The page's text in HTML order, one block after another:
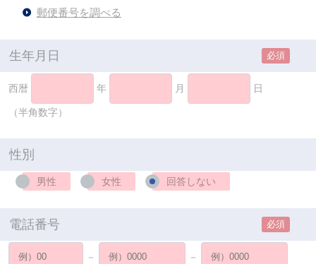
郵便番号を調べる
生年月日 必須
西暦 年 月 日
（半角数字）
性別
男性 女性 回答しない
電話番号 必須
－ －